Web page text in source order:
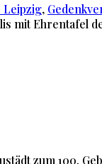
Leipzig,